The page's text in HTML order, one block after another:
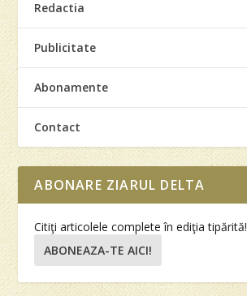
Redactia
Publicitate
Abonamente
Contact
ABONARE ZIARUL DELTA
Citiţi articolele complete în ediţia tipărită!
ABONEAZA-TE AICI!